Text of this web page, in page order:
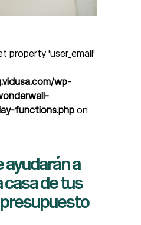
property 'user_email'
wp-
functions.php on
ayudarán a
de tus